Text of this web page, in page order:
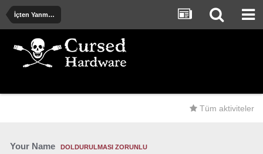
İçten Yanmalı ve Elektrik Motorlu Araçlar
Tüm aktiviteler
Your Name DOLDURULMASI ZORUNLU